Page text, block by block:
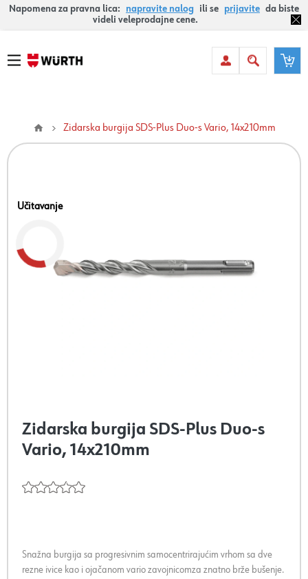
Napomena za pravna lica: napravite nalog ili se prijavite da biste
videli veleprodajne cene.
Zidarska burgija SDS-Plus Duo-s Vario, 14x210mm
Učitavanje
Zidarska burgija SDS-Plus Duo-s
Vario, 14x210mm
Snažna burgija sa progresivnim samocentrirajućim vrhom sa dve
rezne ivice kao i ojačanom vario zavojnicomza znatno brže bušenje.